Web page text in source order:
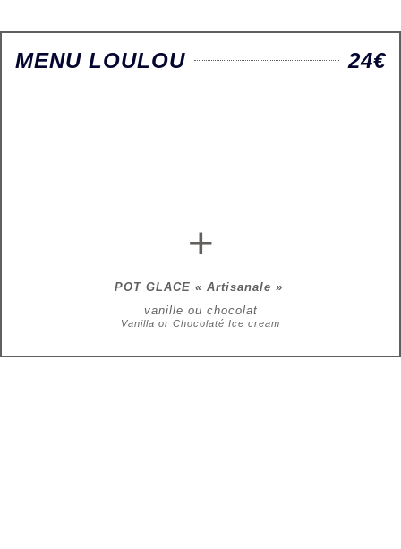
MENU LOULOU 24€
+
POT GLACE « Artisanale »
vanille ou chocolat
Vanilla or Chocolaté Ice cream